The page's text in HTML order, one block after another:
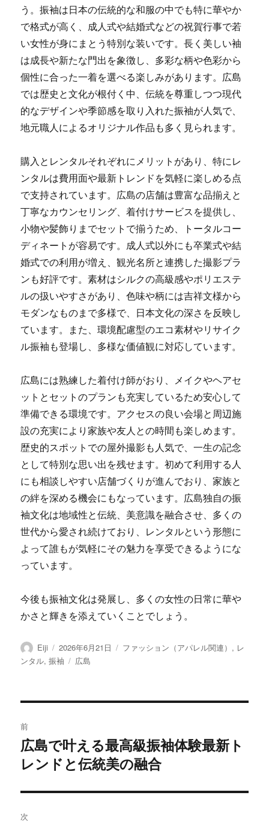
う。振袖は日本の伝統的な和服の中でも特に華やか
で格式が高く、成人式や結婚式などの祝賀行事で若
い女性が身にまとう特別な装いです。長く美しい袖
は成長や新たな門出を象徴し、多彩な柄や色彩から
個性に合った一着を選べる楽しみがあります。広島
では歴史と文化が根付く中、伝統を尊重しつつ現代
的なデザインや季節感を取り入れた振袖が人気で、
地元職人によるオリジナル作品も多く見られます。
購入とレンタルそれぞれにメリットがあり、特にレ
ンタルは費用面や最新トレンドを気軽に楽しめる点
で支持されています。広島の店舗は豊富な品揃えと
丁寧なカウンセリング、着付けサービスを提供し、
小物や髪飾りまでセットで揃うため、トータルコー
ディネートが容易です。成人式以外にも卒業式や結
婚式での利用が増え、観光名所と連携した撮影プラ
ンも好評です。素材はシルクの高級感やポリエステ
ルの扱いやすさがあり、色味や柄には吉祥文様から
モダンなものまで多様で、日本文化の深さを反映し
ています。また、環境配慮型のエコ素材やリサイク
ル振袖も登場し、多様な価値観に対応しています。
広島には熟練した着付け師がおり、メイクやヘアセ
ットとセットのプランも充実しているため安心して
準備できる環境です。アクセスの良い会場と周辺施
設の充実により家族や友人との時間も楽しめます。
歴史的スポットでの屋外撮影も人気で、一生の記念
として特別な思い出を残せます。初めて利用する人
にも相談しやすい店舗づくりが進んでおり、家族と
の絆を深める機会にもなっています。広島独自の振
袖文化は地域性と伝統、美意識を融合させ、多くの
世代から愛され続けており、レンタルという形態に
よって誰もが気軽にその魅力を享受できるようにな
っています。
今後も振袖文化は発展し、多くの女性の日常に華や
かさと輝きを添えていくことでしょう。
投
稿
Eiji
投
稿
2026年6月21日
カ
ファッション（アパレル関連） , レ
ンタル,振袖
タ
広島
稿
ナ
ビ
ゲ
前
前
の
稿:
広島で叶える最高級振袖体験最新ト
レンドと伝統美の融合
次